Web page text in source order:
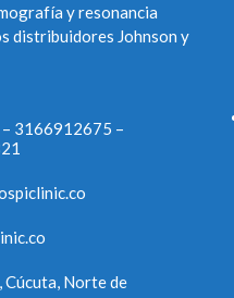
y resonancia
distribuidores Johnson y
3166912675 –
Norte de